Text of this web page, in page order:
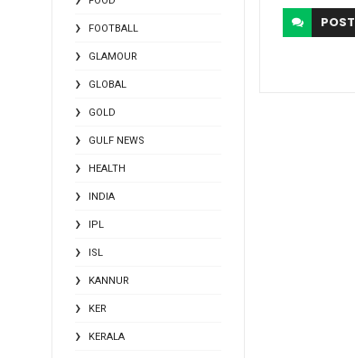
FOOTBALL
GLAMOUR
GLOBAL
GOLD
GULF NEWS
HEALTH
INDIA
IPL
ISL
KANNUR
KER
KERALA
POST